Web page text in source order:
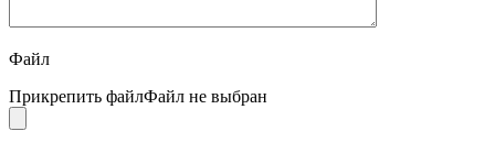
Файл
Прикрепить файлФайл не выбран